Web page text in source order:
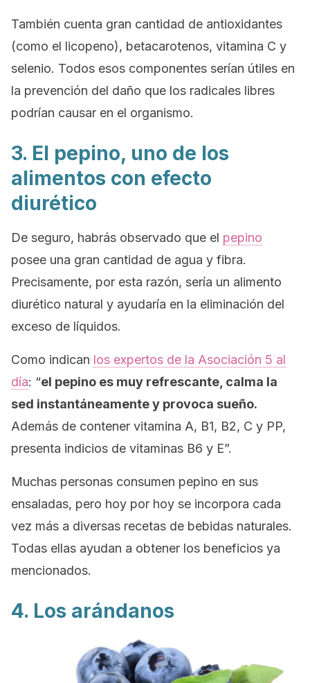
También cuenta gran cantidad de antioxidantes
(como el licopeno), betacarotenos, vitamina C y
selenio. Todos esos componentes serían útiles en
la prevención del daño que los radicales libres
podrían causar en el organismo.
3. El pepino, uno de los
alimentos con efecto
diurético
De seguro, habrás observado que el pepino
posee una gran cantidad de agua y fibra.
Precisamente, por esta razón, sería un alimento
diurético natural y ayudaría en la eliminación del
exceso de líquidos.
Como indican los expertos de la Asociación 5 al
día: “el pepino es muy refrescante, calma la
sed instantáneamente y provoca sueño.
Además de contener vitamina A, B1, B2, C y PP,
presenta indicios de vitaminas B6 y E”.
Muchas personas consumen pepino en sus
ensaladas, pero hoy por hoy se incorpora cada
vez más a diversas recetas de bebidas naturales.
Todas ellas ayudan a obtener los beneficios ya
mencionados.
4. Los arándanos